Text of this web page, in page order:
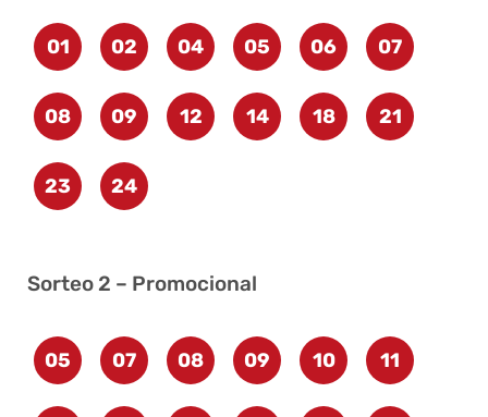
01 02 04 05 06 07
08 09 12 14 18 21
23 24
Sorteo 2 – Promocional
05 07 08 09 10 11